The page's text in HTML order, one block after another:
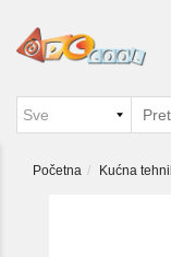
Početna Kućna